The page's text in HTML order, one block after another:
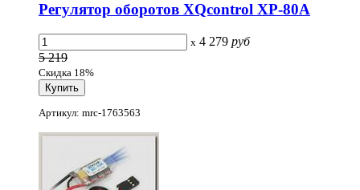
Регулятор оборотов XQcontrol XP-80A
x 4 279 руб
5 219
Скидка 18%
Артикул: mrc-1763563